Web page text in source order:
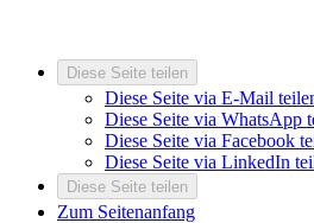
Diese Seite teilen
Diese Seite via E-Mail
Diese Seite via WhatsApp
Diese Seite via Facebook
Diese Seite via LinkedIn
Diese Seite teilen
Zum Seitenanfang